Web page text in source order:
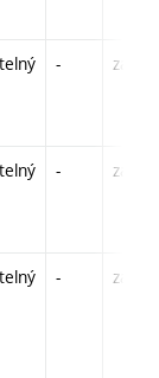
- zá
- zá
- zá